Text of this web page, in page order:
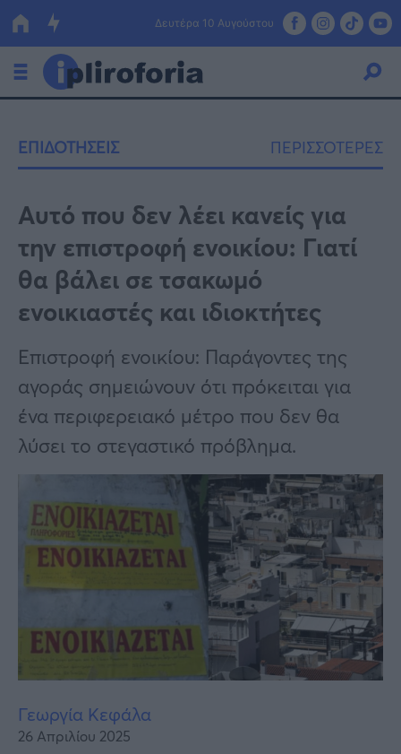
Δευτέρα 10 Αυγούστου
Οικονομία
Πολιτική
Τράπεζες
Επιδοτήσεις
Κόσμος
Lifestyle
Αθλητικά
Υγεία
Γυναίκα
ΕΠΙΔΟΤΗΣΕΙΣ ΠΕΡΙΣΣΟΤΕΡΕΣ
Αυτό που δεν λέει κανείς για
την επιστροφή ενοικίου: Γιατί
θα βάλει σε τσακωμό
ενοικιαστές και ιδιοκτήτες
Επιστροφή ενοικίου: Παράγοντες της
αγοράς σημειώνουν ότι πρόκειται για
ένα περιφερειακό μέτρο που δεν θα
λύσει το στεγαστικό πρόβλημα.
Γεωργία Κεφάλα
26 Απριλίου 2025